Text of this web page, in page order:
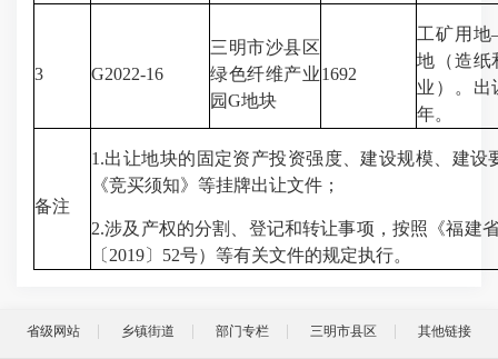
3 G2022-16
三明市沙县区
绿色纤维产业
园G地块
1692
工矿用
地（造纸
业）。出
年。
备注
1.出让地块的固定资产投资强度、建设规模、建
《竞买须知》等挂牌出让文件；
2.涉及产权的分割、登记和转让事项，按照《福建
〔2019〕52号）等有关文件的规定执行。
省级网站 乡镇街道 部门专栏 三明市县区 其他链接